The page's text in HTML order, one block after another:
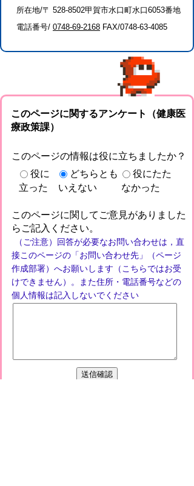
所在地/〒 528-8502甲賀市水口町水口6053番地
電話番号/ 0748-69-2168 FAX/0748-63-4085
このページに関するアンケート（健康医
療政策課）
このページの情報は役に立ちましたか？
役に
立った
どちらとも
いえない
役にたた
なかった
このページに関してご意見がありました
らご記入ください。
（ご注意）回答が必要なお問い合わせは，直
接このページの「お問い合わせ先」（ページ
作成部署）へお願いします（こちらではお受
けできません）。また住所・電話番号などの
個人情報は記入しないでください